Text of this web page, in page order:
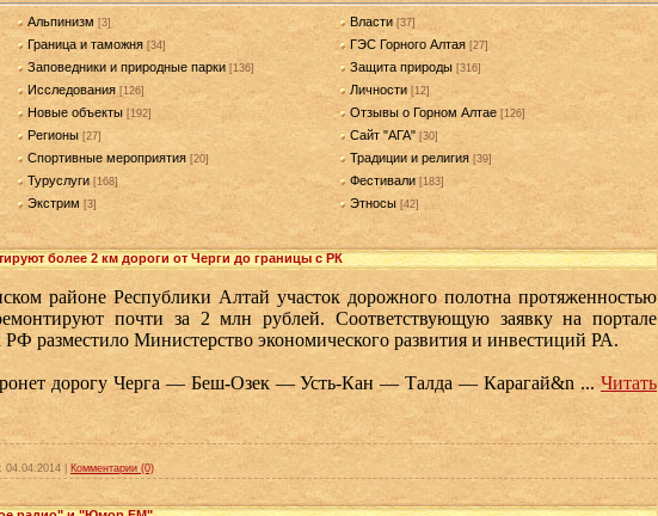
Альпинизм [3] Власти [37]
Граница и таможня [34] ГЭС Горного Алтая [27]
Заповедники и природные парки [136] Защита природы [316]
Исследования [126] Личности [12]
Новые объекты [192] Отзывы о Горном Алтае [126]
Регионы [27] Сайт "АГА" [30]
Спортивные мероприятия [20] Традиции и религия [39]
Туруслуги [168] Фестивали [183]
Экстрим [3] Этносы [42]
более 2 км дороги от Черги до границы с РК
районе Республики Алтай участок дорожного полотна протяженностью
почти за 2 млн рублей. Соответствующую заявку на портале
РФ разместило Министерство экономического развития и инвестиций РА.
дорогу Черга — Беш-Озек — Усть-Кан — Талда — Карагай&n...Читать
04.04.2014 Комментарии (0)